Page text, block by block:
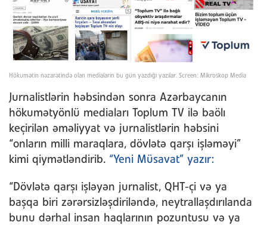
Hökumətin nəzarətində olan mediaların bu gün yazdığı yazılar. Screen: Mikroskop Media
Jurnalistlərin həbsindən sonra Azərbaycanın
hökumətyönlü mediaları Toplum TV ilə baölı
keçirilən əməliyyat və jurnalistlərin həbsini
“onların milli maraqlara, dövlətə qarşı işləməyi”
kimi qiymətləndirib. “Yeni Müsavat” yazır:
“Dövlətə qarşı işləyən jurnalist, QHT-çi və ya
başqa biri zərərsizləşdiriləndə, neytrallaşdırılanda
bunu dərhal insan haqlarının pozuntusu və ya